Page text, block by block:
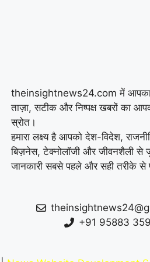
theinsightnews24.com में आपका
ताज़ा, सटीक और निष्पक्ष खबरों का
स्रोत।
हमारा लक्ष्य है आपको देश-विदेश,
बिज़नेस, टेक्नोलॉजी और जीवनशैली से
जानकारी सबसे पहले और सही तरीके से
+91 95883